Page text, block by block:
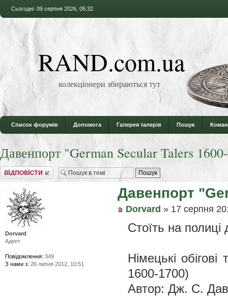
Сьогодні: 09 серпня 2026, 05:32
RAND.com.ua
колекціонери збираються тут
Список форумів Допомога Галерея талерів Пошук
Давенпорт "German Secular Talers
Відповісти
Давенпорт
Dorvard » 17 серпня
Стоїть на
Німецькі
1600-1700)
Автор: Дж. С.
Dorvard
Адепт
Повідомлення: 349
З нами з: 26 липня 2012, 10:51